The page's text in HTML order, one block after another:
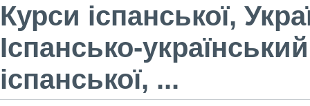
Курси іспанської,
Іспансько-
іспанської, ...